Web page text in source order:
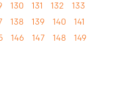
130 131 132
133
138 139 140
141
146 147 148
149